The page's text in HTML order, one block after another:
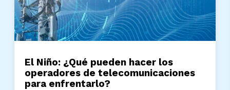
El Niño: ¿Qué pueden hacer los
operadores de telecomunicaciones
para enfrentarlo?